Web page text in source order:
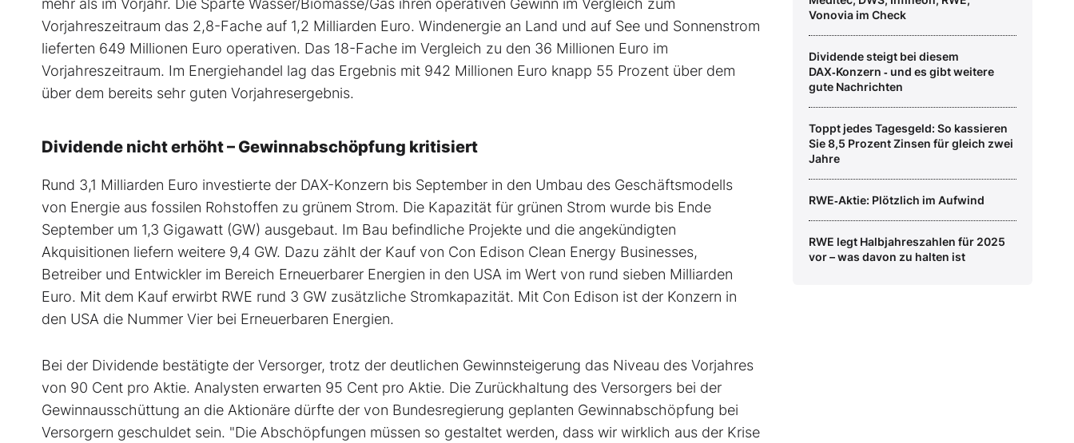
mehr als im Vorjahr. Die Sparte Wasser/Biomasse/Gas ihren operativen Gewinn im Vergleich zum
Vorjahreszeitraum das 2,8-Fache auf 1,2 Milliarden Euro. Windenergie an Land und auf See und Sonnenstrom
lieferten 649 Millionen Euro operativen. Das 18-Fache im Vergleich zu den 36 Millionen Euro im
Vorjahreszeitraum. Im Energiehandel lag das Ergebnis mit 942 Millionen Euro knapp 55 Prozent über dem
über dem bereits sehr guten Vorjahresergebnis.
Dividende nicht erhöht – Gewinnabschöpfung kritisiert
Rund 3,1 Milliarden Euro investierte der DAX-Konzern bis September in den Umbau des Geschäftsmodells
von Energie aus fossilen Rohstoffen zu grünem Strom. Die Kapazität für grünen Strom wurde bis Ende
September um 1,3 Gigawatt (GW) ausgebaut. Im Bau befindliche Projekte und die angekündigten
Akquisitionen liefern weitere 9,4 GW. Dazu zählt der Kauf von Con Edison Clean Energy Businesses,
Betreiber und Entwickler im Bereich Erneuerbarer Energien in den USA im Wert von rund sieben Milliarden
Euro. Mit dem Kauf erwirbt RWE rund 3 GW zusätzliche Stromkapazität. Mit Con Edison ist der Konzern in
den USA die Nummer Vier bei Erneuerbaren Energien.
Bei der Dividende bestätigte der Versorger, trotz der deutlichen Gewinnsteigerung das Niveau des Vorjahres
von 90 Cent pro Aktie. Analysten erwarten 95 Cent pro Aktie. Die Zurückhaltung des Versorgers bei der
Gewinnausschüttung an die Aktionäre dürfte der von Bundesregierung geplanten Gewinnabschöpfung bei
Versorgern geschuldet sein. "Die Abschöpfungen müssen so gestaltet werden, dass wir wirklich aus der Krise
Vonovia im Check
Dividende steigt bei diesem
DAX‑Konzern ‑ und es gibt weitere
gute Nachrichten
Toppt jedes Tagesgeld: So kassieren
Sie 8,5 Prozent Zinsen für gleich zwei
Jahre
RWE‑Aktie: Plötzlich im Aufwind
RWE legt Halbjahreszahlen für 2025
vor – was davon zu halten ist